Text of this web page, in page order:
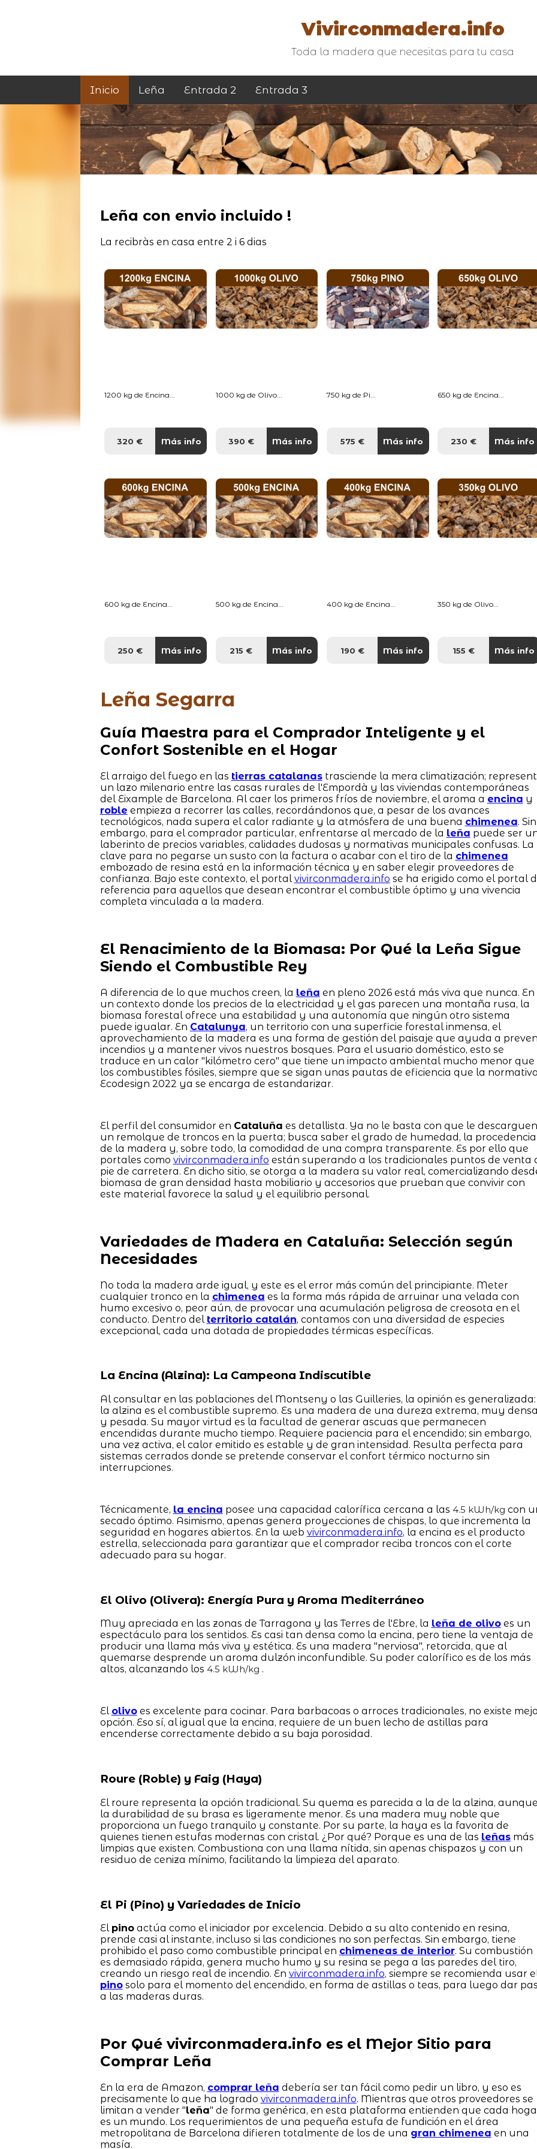
Vivirconmadera.info
Toda la madera que necesitas para tu casa
Inicio Leña Entrada 2 Entrada 3
Leña con envio incluido !
La recibràs en casa entre 2 i 6 dias
1200 kg de Encina...
320 € Más info
1000 kg de Olivo...
390 € Más info
750 kg de Pi...
575 € Más info
650 kg de Encina...
230 € Más info
600 kg de Encina...
250 € Más info
500 kg de Encina...
215 € Más info
400 kg de Encina...
190 € Más info
350 kg de Olivo...
155 € Más info
Leña Segarra
Guía Maestra para el Comprador Inteligente y el
Confort Sostenible en el Hogar
El arraigo del fuego en las tierras catalanastrasciende la mera climatización;
un lazo milenario entre las casas rurales de l'Empordà y las viviendas contemporáneas
del Eixample de Barcelona. Al caer los primeros fríos de noviembre, el aroma a encina y
roble empieza a recorrer las calles, recordándonos que, a pesar de los avances
tecnológicos, nada supera el calor radiante y la atmósfera de una buena chimenea. Sin
embargo, para el comprador particular, enfrentarse al mercado de la leña puede ser
laberinto de precios variables, calidades dudosas y normativas municipales confusas. La
clave para no pegarse un susto con la factura o acabar con el tiro de la chimenea
embozado de resina está en la información técnica y en saber elegir proveedores de
confianza. Bajo este contexto, el portalvivirconmadera.info se ha erigido como el portal
referencia para aquellos que desean encontrar el combustible óptimo y una vivencia
completa vinculada a la madera.
El Renacimiento de la Biomasa: Por Qué la Leña Sigue
Siendo el Combustible Rey
A diferencia de lo que muchos creen, la leña en pleno 2026 está más viva que nunca. En
un contexto donde los precios de la electricidad y el gas parecen una montaña rusa, la
biomasa forestal ofrece una estabilidad y una autonomía que ningún otro sistema
puede igualar. En Catalunya, un territorio con una superficie forestal inmensa, el
aprovechamiento de la madera es una forma de gestión del paisaje que ayuda a
incendios y a mantener vivos nuestros bosques. Para el usuario doméstico, esto se
traduce en un calor "kilómetro cero" que tiene un impacto ambiental mucho menor que
los combustibles fósiles, siempre que se sigan unas pautas de eficiencia que la
Ecodesign 2022 ya se encarga de estandarizar.
El perfil del consumidor en Cataluña es detallista. Ya no le basta con que le descarguen
un remolque de troncos en la puerta; busca saber el grado de humedad, la procedencia
de la madera y, sobre todo, la comodidad de una compra transparente. Es por ello que
portales como vivirconmadera.info están superando a los tradicionales puntos de venta
pie de carretera. En dicho sitio, se otorga a la madera su valor real, comercializando
biomasa de gran densidad hasta mobiliario y accesorios que prueban que convivir con
este material favorece la salud y el equilibrio personal.
Variedades de Madera en Cataluña: Selección según
Necesidades
No toda la madera arde igual, y este es el error más común del principiante. Meter
cualquier tronco en la chimenea es la forma más rápida de arruinar una velada con
humo excesivo o, peor aún, de provocar una acumulación peligrosa de creosota en el
conducto. Dentro del territorio catalán, contamos con una diversidad de especies
excepcional, cada una dotada de propiedades térmicas específicas.
La Encina (Alzina): La Campeona Indiscutible
Al consultar en las poblaciones del Montseny o las Guilleries, la opinión es generalizada:
la alzina es el combustible supremo. Es una madera de una dureza extrema, muy
y pesada. Su mayor virtud es la facultad de generar ascuas que permanecen
encendidas durante mucho tiempo. Requiere paciencia para el encendido; sin embargo,
una vez activa, el calor emitido es estable y de gran intensidad. Resulta perfecta para
sistemas cerrados donde se pretende conservar el confort térmico nocturno sin
interrupciones.
Técnicamente, la encina posee una capacidad calorífica cercana a las 4.5 kWh/kg con
secado óptimo. Asimismo, apenas genera proyecciones de chispas, lo que incrementa la
seguridad en hogares abiertos. En la web vivirconmadera.info, la encina es el producto
estrella, seleccionada para garantizar que el comprador reciba troncos con el corte
adecuado para su hogar.
El Olivo (Olivera): Energía Pura y Aroma Mediterráneo
Muy apreciada en las zonas de Tarragona y las Terres de l'Ebre, la leña de olivoes un
espectáculo para los sentidos. Es casi tan densa como la encina, pero tiene la ventaja de
producir una llama más viva y estética. Es una madera "nerviosa", retorcida, que al
quemarse desprende un aroma dulzón inconfundible. Su poder calorífico es de los más
altos, alcanzando los 4.5 kWh/kg .
El olivoes excelente para cocinar. Para barbacoas o arroces tradicionales, no existe
opción. Eso sí, al igual que la encina, requiere de un buen lecho de astillas para
encenderse correctamente debido a su baja porosidad.
Roure (Roble) y Faig (Haya)
El roure representa la opción tradicional. Su quema es parecida a la de la alzina,
la durabilidad de su brasa es ligeramente menor. Es una madera muy noble que
proporciona un fuego tranquilo y constante. Por su parte, la haya es la favorita de
quienes tienen estufas modernas con cristal. ¿Por qué? Porque es una de las leñasmás
limpias que existen. Combustiona con una llama nítida, sin apenas chispazos y con un
residuo de ceniza mínimo, facilitando la limpieza del aparato.
El Pi (Pino) y Variedades de Inicio
El pinoactúa como el iniciador por excelencia. Debido a su alto contenido en resina,
prende casi al instante, incluso si las condiciones no son perfectas. Sin embargo, tiene
prohibido el paso como combustible principal en chimeneas de interior. Su combustión
es demasiado rápida, genera mucho humo y su resina se pega a las paredes del tiro,
creando un riesgo real de incendio. En vivirconmadera.info, siempre se recomienda usar
pinosolo para el momento del encendido, en forma de astillas o teas, para luego dar
a las maderas duras.
Por Qué vivirconmadera.info es el Mejor Sitio para
Comprar Leña
En la era de Amazon, comprar leña debería ser tan fácil como pedir un libro, y eso es
precisamente lo que ha logrado vivirconmadera.info. Mientras que otros proveedores se
limitan a vender "leña" de forma genérica, en esta plataforma entienden que cada
es un mundo. Los requerimientos de una pequeña estufa de fundición en el área
metropolitana de Barcelona difieren totalmente de los de una gran chimenea en una
masía.